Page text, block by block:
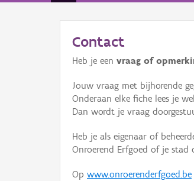
Contact
Heb je een vraag of
Jouw vraag met bijhorende
Onderaan elke fiche lees je
Dan wordt je vraag
Heb je als eigenaar of
Onroerend Erfgoed of je stad
Op www.onroerenderfgoed.be